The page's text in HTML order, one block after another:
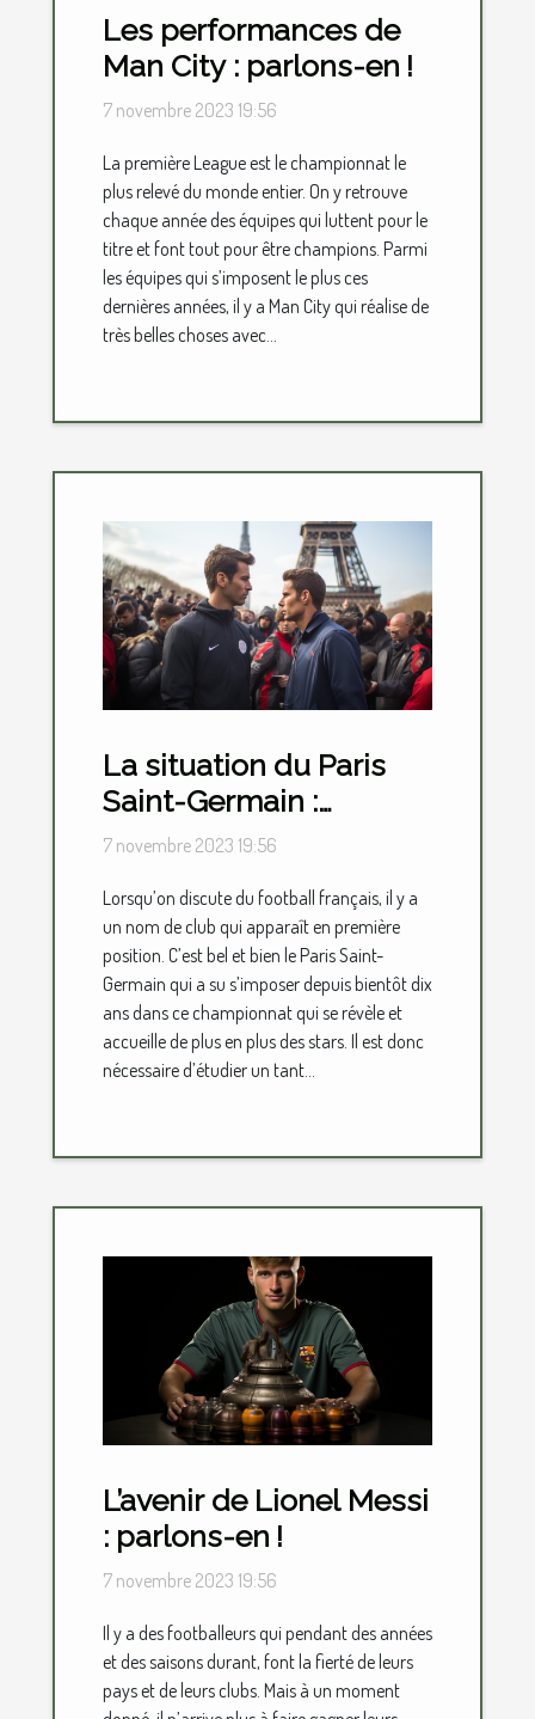
Les performances de
Man City : parlons-en !
7 novembre 2023 19:56
La première League est le championnat le
plus relevé du monde entier. On y retrouve
chaque année des équipes qui luttent pour le
titre et font tout pour être champions. Parmi
les équipes qui s’imposent le plus ces
dernières années, il y a Man City qui réalise de
très belles choses avec...
La situation du Paris
Saint-Germain :
parlons-en !
7 novembre 2023 19:56
Lorsqu’on discute du football français, il y a
un nom de club qui apparaît en première
position. C’est bel et bien le Paris Saint-
Germain qui a su s’imposer depuis bientôt dix
ans dans ce championnat qui se révèle et
accueille de plus en plus des stars. Il est donc
nécessaire d’étudier un tant...
L’avenir de Lionel Messi
: parlons-en !
7 novembre 2023 19:56
Il y a des footballeurs qui pendant des années
et des saisons durant, font la fierté de leurs
pays et de leurs clubs. Mais à un moment